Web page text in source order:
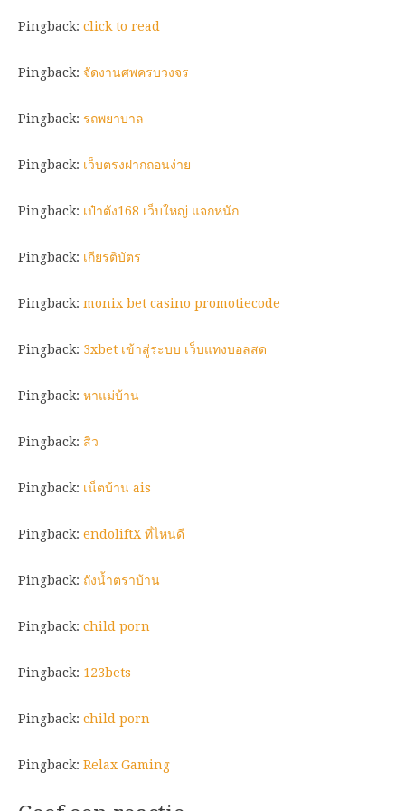
Pingback: click to read
Pingback: จัดงานศพครบวงจร
Pingback: รถพยาบาล
Pingback: เว็บตรงฝากถอนง่าย
Pingback: เป๋าตัง168 เว็บใหญ่ แจกหนัก
Pingback: เกียรติบัตร
Pingback: monix bet casino promotiecode
Pingback: 3xbet เข้าสู่ระบบ เว็บแทงบอลสด
Pingback: หาแม่บ้าน
Pingback: สิว
Pingback: เน็ตบ้าน ais
Pingback: endoliftX ที่ไหนดี
Pingback: ถังน้ำตราบ้าน
Pingback: child porn
Pingback: 123bets
Pingback: child porn
Pingback: Relax Gaming